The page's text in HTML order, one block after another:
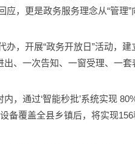
，更是政务服务理念从“管理”
，开展“政务开放日”活动，建
、一次告知、一窗受理、一套
，通过‘智能秒批’系统实现
备覆盖全县乡镇后，将实现